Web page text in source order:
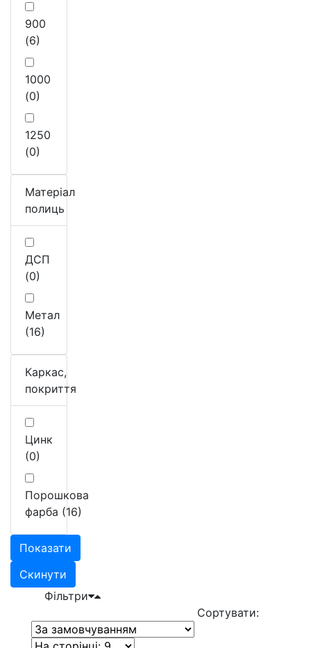
900
(6)
1000
(0)
1250
(0)
Матеріал
полиць
ДСП
(0)
Метал
(16)
Каркас,
покриття
Цинк
(0)
Порошкова
фарба (16)
Показати
Скинути
Фільтри
Сортувати: